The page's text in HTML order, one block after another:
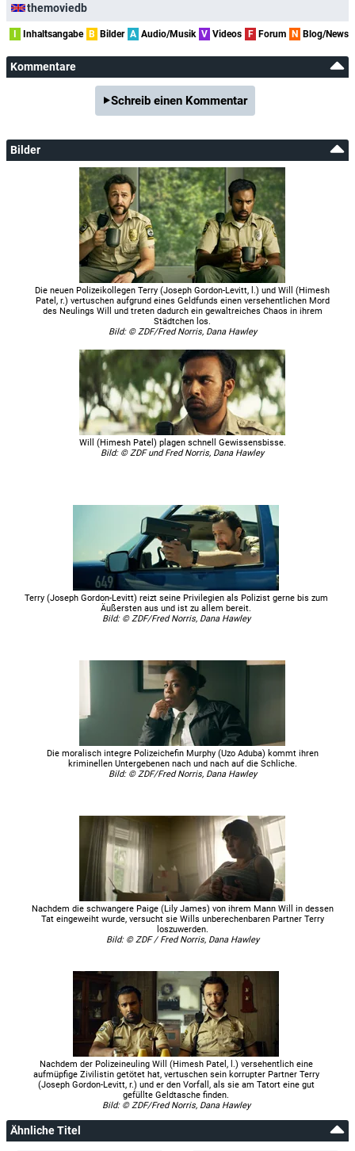
themoviedb
I Inhaltsangabe B Bilder A Audio/Musik V Videos F Forum N Blog/News
Kommentare
Schreib einen Kommentar
Bilder
Die neuen Polizeikollegen Terry (Joseph Gordon-Levitt, l.) und Will (Himesh
Patel, r.) vertuschen aufgrund eines Geldfunds einen versehentlichen Mord
des Neulings Will und treten dadurch ein gewaltreiches Chaos in ihrem
Städtchen los.
Bild: © ZDF/Fred Norris, Dana Hawley
Will (Himesh Patel) plagen schnell Gewissensbisse.
Bild: © ZDF und Fred Norris, Dana Hawley
Terry (Joseph Gordon-Levitt) reizt seine Privilegien als Polizist gerne bis zum
Äußersten aus und ist zu allem bereit.
Bild: © ZDF/Fred Norris, Dana Hawley
Die moralisch integre Polizeichefin Murphy (Uzo Aduba) kommt ihren
kriminellen Untergebenen nach und nach auf die Schliche.
Bild: © ZDF/Fred Norris, Dana Hawley
Nachdem die schwangere Paige (Lily James) von ihrem Mann Will in dessen
Tat eingeweiht wurde, versucht sie Wills unberechenbaren Partner Terry
loszuwerden.
Bild: © ZDF / Fred Norris, Dana Hawley
Nachdem der Polizeineuling Will (Himesh Patel, l.) versehentlich eine
aufmüpfige Zivilistin getötet hat, vertuschen sein korrupter Partner Terry
(Joseph Gordon-Levitt, r.) und er den Vorfall, als sie am Tatort eine gut
gefüllte Geldtasche finden.
Bild: © ZDF/Fred Norris, Dana Hawley
Ähnliche Titel